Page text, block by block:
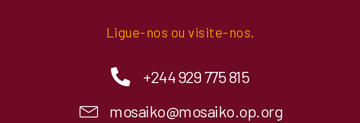
Ligue-nos ou visite-nos.
+244 929 775 815
mosaiko@mosaiko.op.org